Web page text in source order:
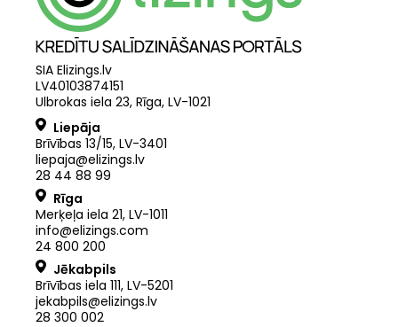
SIA Elizings.lv
LV40103874151
Ulbrokas iela 23, Rīga, LV-1021
Liepāja
Brīvības 13/15, LV-3401
liepaja@elizings.lv
28 44 88 99
Rīga
Merķeļa iela 21, LV-1011
info@elizings.com
24 800 200
Jēkabpils
Brīvības iela 111, LV-5201
jekabpils@elizings.lv
28 300 002